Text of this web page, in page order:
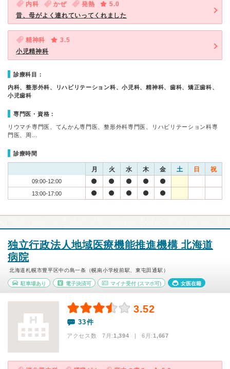
内科 かぜ 発熱
5.0
昔、母がよく連れていってくれました
精神科
3.5
小児精神科
診療科目：
内科、整形外科、リハビリテーション科、小児科、精神科、歯科、矯正歯科、
小児歯科
専門医・資格：
リウマチ専門医、てんかん専門医、整形外科専門医、リハビリテーション科専
門医、周…
診療時間
月 火 水 木 金 土 日 祝
09:00-12:00
13:00-17:00
独立行政法人地域医療機能推進機構 北海道
病院
北海道札幌市豊平区中の島一条（幌南小学校前駅、東屯田通駅）
駐車場あり 電子決済可 マイナ受付 (スマホ可) 女医在籍
3.52
33件
アクセス数 7月:1,394 | 6月:1,667